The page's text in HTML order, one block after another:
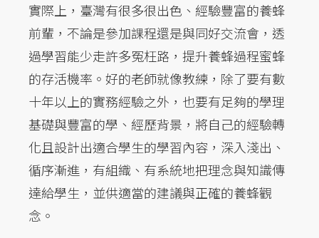
實際上，臺灣有很多很出色、經驗豐富的養蜂
前輩，不論是參加課程還是與同好交流會，透
過學習能少走許多冤枉路，提升養蜂過程蜜蜂
的存活機率。好的老師就像教練，除了要有數
十年以上的實務經驗之外，也要有足夠的學理
基礎與豐富的學、經歷背景，將自己的經驗轉
化且設計出適合學生的學習內容，深入淺出、
循序漸進，有組織、有系統地把理念與知識傳
達給學生，並供適當的建議與正確的養蜂觀
念。